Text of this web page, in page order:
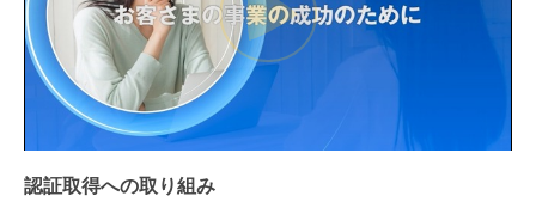
認証取得への取り組み